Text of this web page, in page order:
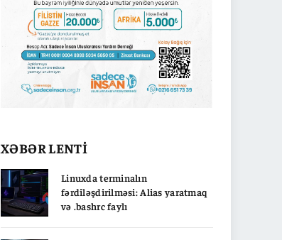
XƏBƏR LENTİ
Linuxda terminalın
fərdiləşdirilməsi: Alias yaratmaq
və .bashrc faylı